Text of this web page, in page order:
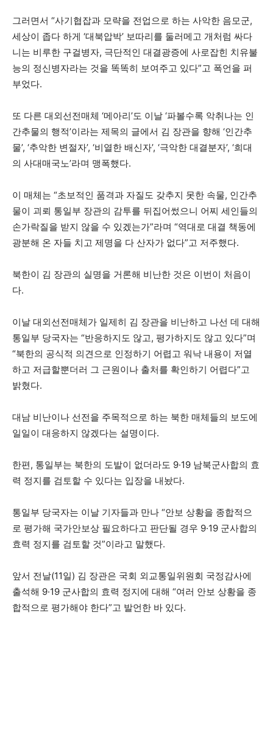
그러면서 “사기협잡과 모략을 전업으로 하는 사악한 음모군,
세상이 좁다 하게 ‘대북압박’ 보따리를 둘러메고 개처럼 싸다
니는 비루한 구걸병자, 극단적인 대결광증에 사로잡힌 치유불
능의 정신병자라는 것을 똑똑히 보여주고 있다”고 폭언을 퍼
부었다.
또 다른 대외선전매체 ‘메아리’도 이날 ‘파볼수록 악취나는 인
간추물의 행적’이라는 제목의 글에서 김 장관을 향해 ‘인간추
물’, ‘추악한 변절자’, ‘비열한 배신자’, ‘극악한 대결분자’, ‘희대
의 사대매국노’라며 맹폭했다.
이 매체는 “초보적인 품격과 자질도 갖추지 못한 속물, 인간추
물이 괴뢰 통일부 장관의 감투를 뒤집어썼으니 어찌 세인들의
손가락질을 받지 않을 수 있겠는가”라며 “역대로 대결 책동에
광분해 온 자들 치고 제명을 다 산자가 없다”고 저주했다.
북한이 김 장관의 실명을 거론해 비난한 것은 이번이 처음이
다.
이날 대외선전매체가 일제히 김 장관을 비난하고 나선 데 대해
통일부 당국자는 “반응하지도 않고, 평가하지도 않고 있다”며
“북한의 공식적 의견으로 인정하기 어렵고 워낙 내용이 저열
하고 저급할뿐더러 그 근원이나 출처를 확인하기 어렵다”고
밝혔다.
대남 비난이나 선전을 주목적으로 하는 북한 매체들의 보도에
일일이 대응하지 않겠다는 설명이다.
한편, 통일부는 북한의 도발이 없더라도 9·19 남북군사합의 효
력 정지를 검토할 수 있다는 입장을 내놨다.
통일부 당국자는 이날 기자들과 만나 “안보 상황을 종합적으
로 평가해 국가안보상 필요하다고 판단될 경우 9·19 군사합의
효력 정지를 검토할 것”이라고 말했다.
앞서 전날(11일) 김 장관은 국회 외교통일위원회 국정감사에
출석해 9·19 군사합의 효력 정지에 대해 “여러 안보 상황을 종
합적으로 평가해야 한다”고 발언한 바 있다.